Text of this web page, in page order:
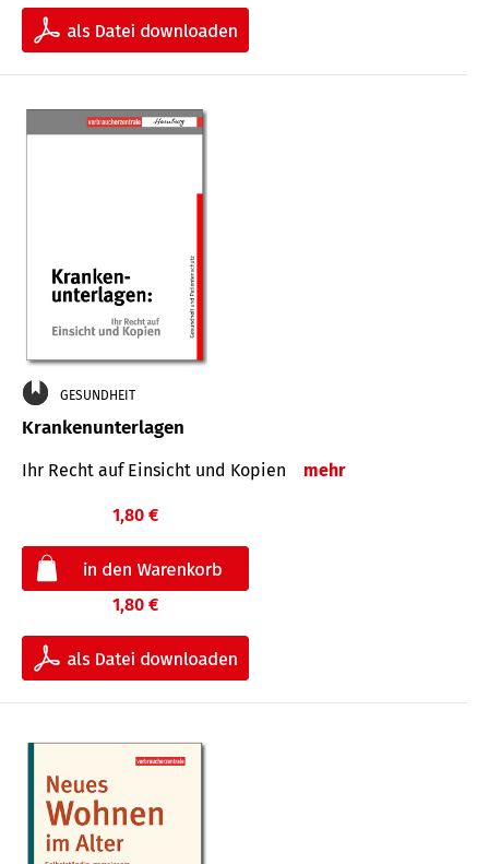
GESUNDHEIT
Krankenunterlagen
Ihr Recht auf Einsicht und Kopien mehr
1,80 €
1,80 €